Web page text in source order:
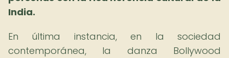
India.
En última instancia, en la sociedad
contemporánea, la danza Bollywood